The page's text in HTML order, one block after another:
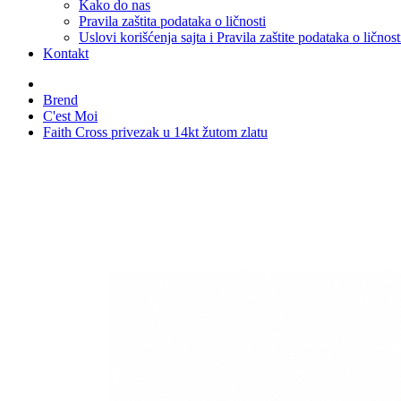
Kako do nas
Pravila zaštita podataka o ličnosti
Uslovi korišćenja sajta i Pravila zaštite podataka o
Kontakt
Brend
C'est Moi
Faith Cross privezak u 14kt žutom zlatu